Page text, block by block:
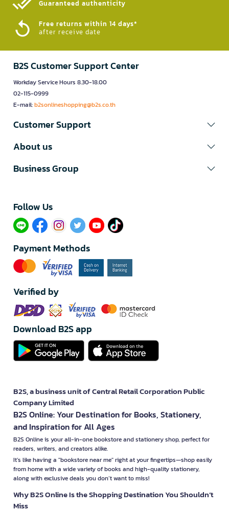
Guaranteed authenticity​
Free returns within 14 days*
after receive date
B2S Customer Support Center
Workday Service Hours 8.30-18.00
02-115-0999
E-mail:b2sonlineshopping@b2s.co.th
Customer Support
About us
Business Group
Follow Us​
Payment Methods
Verified by
Download B2S app
B2S, a business unit of Central Retail Corporation Public
Company Limited
B2S Online: Your Destination for Books, Stationery,
and Inspiration for All Ages
B2S Online is your all-in-one bookstore and stationery shop, perfect for
readers, writers, and creators alike.
It’s like having a "bookstore near me" right at your fingertips—shop easily
from home with a wide variety of books and high-quality stationery,
along with exclusive deals you don’t want to miss!
Why B2S Online Is the Shopping Destination You Shouldn’t
Miss